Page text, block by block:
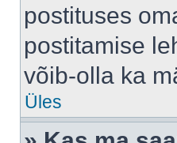
postituses
postitamise
võib-olla ka
Üles